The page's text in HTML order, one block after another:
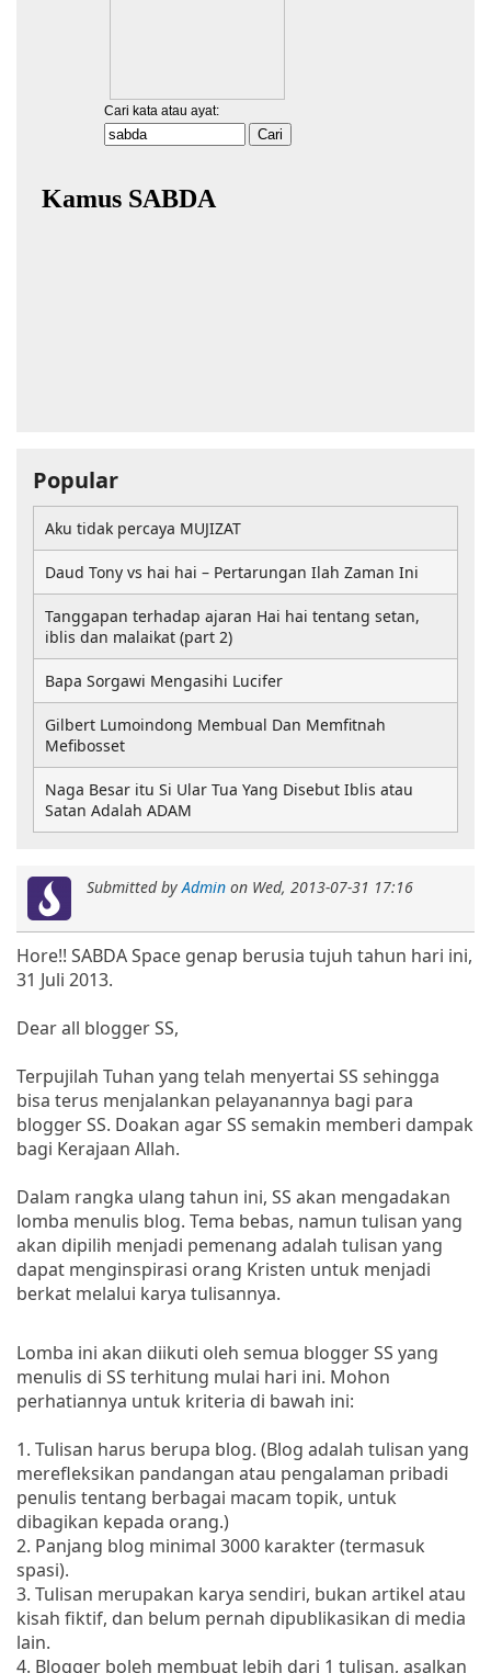
Submitted by Admin on Wed, 2013-07-31 17:16
Hore!! SABDA Space genap berusia tujuh tahun hari ini,
31 Juli 2013.
Dear all blogger SS,
Terpujilah Tuhan yang telah menyertai SS sehingga
bisa terus menjalankan pelayanannya bagi para
blogger SS. Doakan agar SS semakin memberi dampak
bagi Kerajaan Allah.
Dalam rangka ulang tahun ini, SS akan mengadakan
lomba menulis blog. Tema bebas, namun tulisan yang
akan dipilih menjadi pemenang adalah tulisan yang
dapat menginspirasi orang Kristen untuk menjadi
berkat melalui karya tulisannya.
Lomba ini akan diikuti oleh semua blogger SS yang
menulis di SS terhitung mulai hari ini. Mohon
perhatiannya untuk kriteria di bawah ini:
1. Tulisan harus berupa blog. (Blog adalah tulisan yang
merefleksikan pandangan atau pengalaman pribadi
penulis tentang berbagai macam topik, untuk
dibagikan kepada orang.)
2. Panjang blog minimal 3000 karakter (termasuk
spasi).
3. Tulisan merupakan karya sendiri, bukan artikel atau
kisah fiktif, dan belum pernah dipublikasikan di media
lain.
4. Blogger boleh membuat lebih dari 1 tulisan, asalkan
Popular
Aku tidak percaya MUJIZAT
Daud Tony vs hai hai – Pertarungan Ilah Zaman Ini
Tanggapan terhadap ajaran Hai hai tentang setan,
iblis dan malaikat (part 2)
Bapa Sorgawi Mengasihi Lucifer
Gilbert Lumoindong Membual Dan Memfitnah
Mefibosset
Naga Besar itu Si Ular Tua Yang Disebut Iblis atau
Satan Adalah ADAM